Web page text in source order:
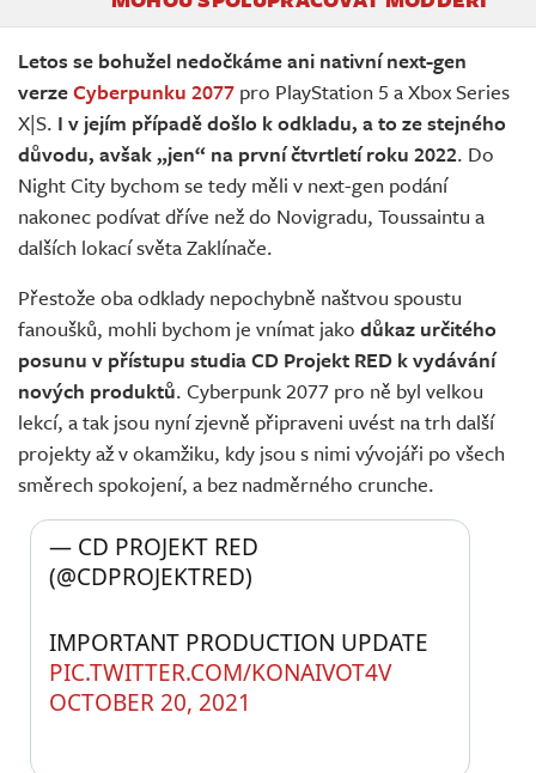
Letos se bohužel nedočkáme ani nativní next-gen
verzeCyberpunku 2077 pro PlayStation 5 a Xbox Series
X|S. I v jejím případě došlo k odkladu, a to ze stejného
důvodu, avšak „jen“ na první čtvrtletí roku 2022. Do
Night City bychom se tedy měli v next-gen podání
nakonec podívat dříve než do Novigradu, Toussaintu a
dalších lokací světa Zaklínače.
Přestože oba odklady nepochybně naštvou spoustu
fanoušků, mohli bychom je vnímat jako důkaz určitého
posunu v přístupu studia CD Projekt RED k vydávání
nových produktů. Cyberpunk 2077 pro ně byl velkou
lekcí, a tak jsou nyní zjevně připraveni uvést na trh další
projekty až v okamžiku, kdy jsou s nimi vývojáři po všech
směrech spokojení, a bez nadměrného crunche.
PIC.TWITTER.COM/KONAIVOT4V
— CD PROJEKT RED
(@CDPROJEKTRED)
OCTOBER 20, 2021